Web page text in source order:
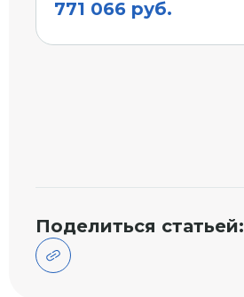
771 066 руб.
Поделиться статьей: